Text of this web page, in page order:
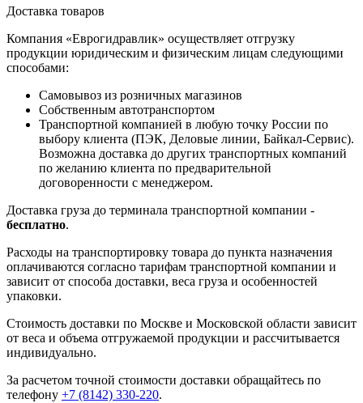
Доставка товаров
Компания «Еврогидравлик» осуществляет отгрузку
продукции юридическим и физическим лицам следующими
способами:
Самовывоз из розничных магазинов
Собственным автотранспортом
Транспортной компанией в любую точку России по
выбору клиента (ПЭК, Деловые линии, Байкал-Сервис).
Возможна доставка до других транспортных компаний
по желанию клиента по предварительной
договоренности с менеджером.
Доставка груза до терминала транспортной компании -
бесплатно.
Расходы на транспортировку товара до пункта назначения
оплачиваются согласно тарифам транспортной компании и
зависит от способа доставки, веса груза и особенностей
упаковки.
Стоимость доставки по Москве и Московской области зависит
от веса и объема отгружаемой продукции и рассчитывается
индивидуально.
За расчетом точной стоимости доставки обращайтесь по
телефону +7 (8142) 330-220.